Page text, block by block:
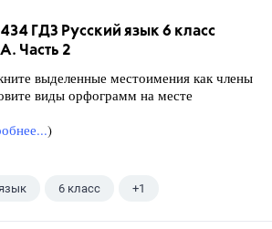
ГДЗ Русский язык 6 класс
Часть 2
выделенные местоимения как члены
виды орфограмм на месте
)
6 класс +1